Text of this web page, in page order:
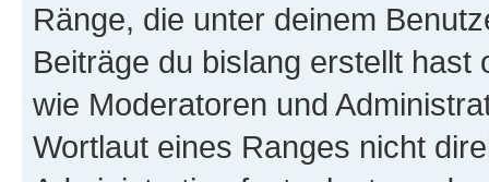
Ränge, die unter deinem
Beiträge du bislang erstellt
wie Moderatoren und
Wortlaut eines Ranges nicht